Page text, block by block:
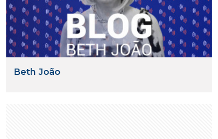
Beth João